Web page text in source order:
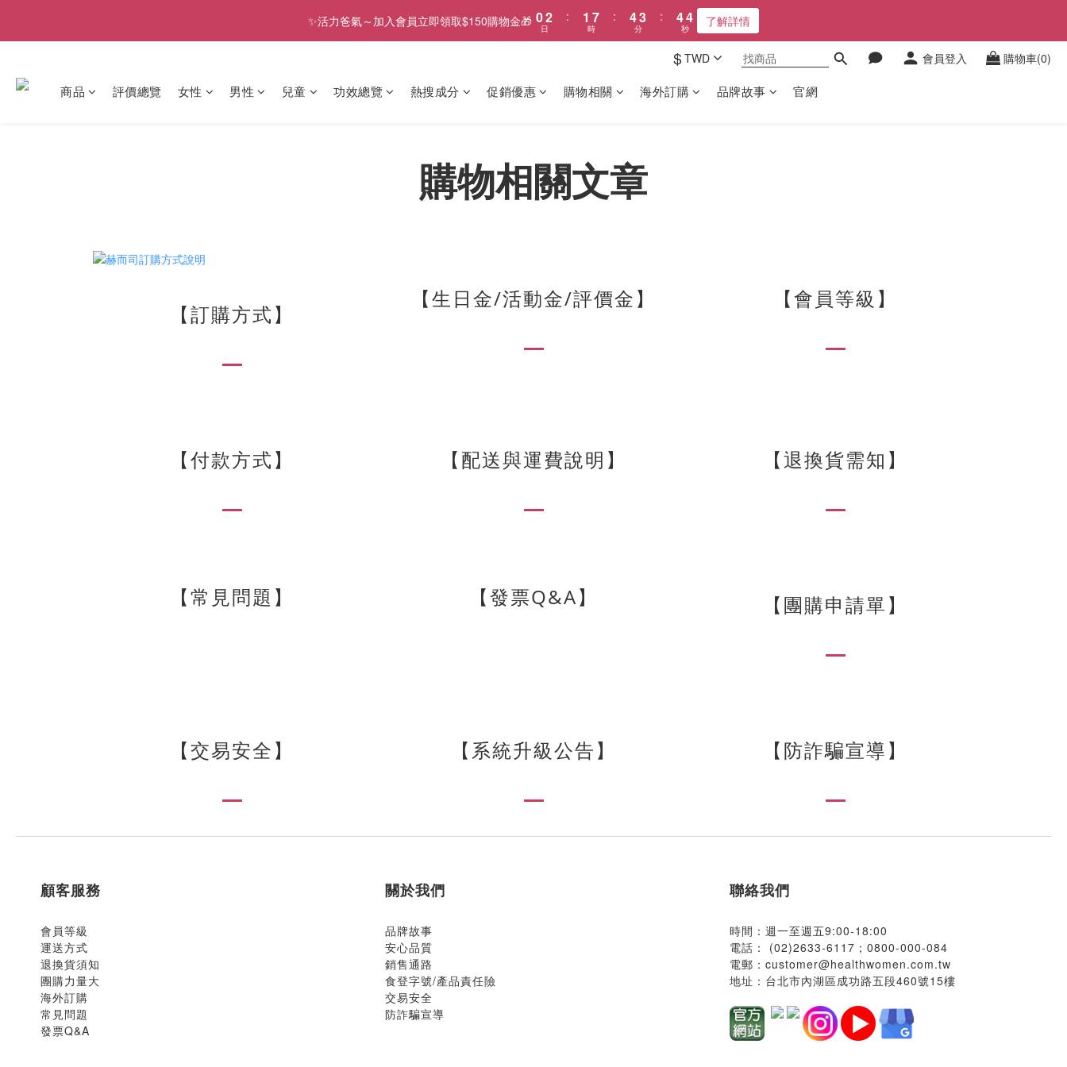
✨活力爸氣～加入會員立即領取$150購物金🎁 02
1
日
:
1
0
7
6
3
時
:
4
3
3
2
分
:
4
3
2
1
0
4
3
2
1
秒 了解詳情
$TWD 會員登入 購物車(0)
商品 評價總覽 女性 男性 兒童 功效總覽 熱搜成分 促銷優惠 購物相關 海外訂購 品牌故事 官網
購物相關文章
【訂購方式】
【生日金/活動金/評價金】 【會員等級】
【付款方式】 【配送與運費說明 】 【退換貨需知】
【常見問題】 【發票Q&A】 【團購申請單】
【交易安全】 【 系統升級公告】 【防詐騙宣導】
顧客服務
會員等級
運送方式
退換貨須知
團購力量大
海外訂購
常見問題
發票Q&A
關於我們
品牌故事
安心品質
銷售通路
食登字號/產品責任險
交易安全
防詐騙宣導
聯絡我們
時間：週一至週五9:00-18:00
電話：
(02)2633-6117； 0800-000-084
電郵： customer@healthwomen.com.tw
地址： 台北市內湖區成功路五段460號15樓